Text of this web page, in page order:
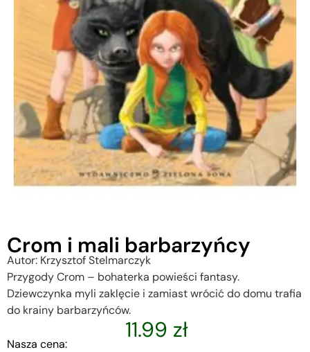
Crom i mali barbarzyńcy
Autor: Krzysztof Stelmarczyk
Przygody Crom – bohaterka powieści fantasy.
Dziewczynka myli zaklęcie i zamiast wrócić do domu trafia
do krainy barbarzyńców.
Nasza cena:
11.99 zł